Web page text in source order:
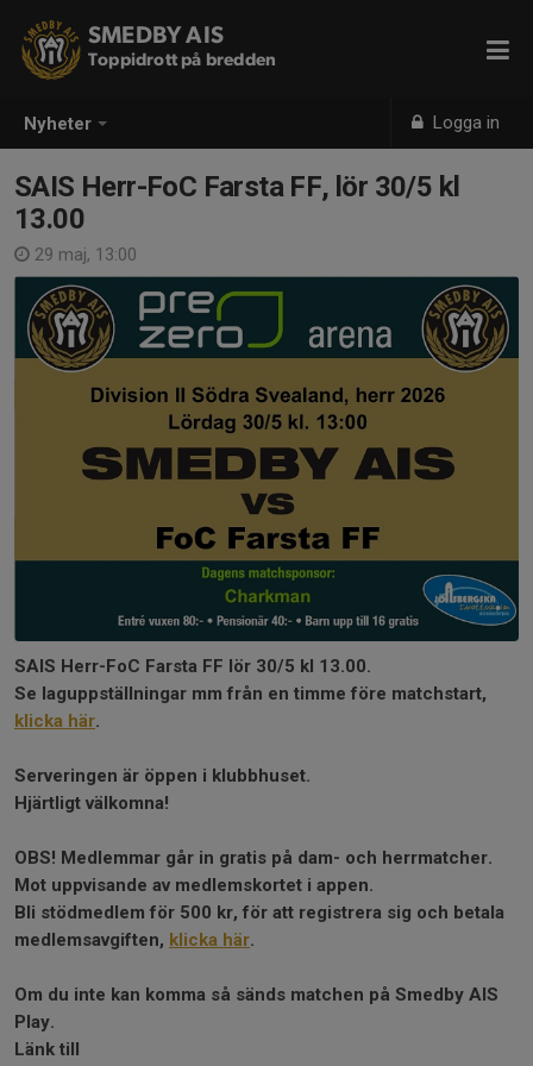
Nyheter Logga in
SMEDBY AIS
Toppidrott på bredden
SAIS Herr-FoC Farsta FF, lör 30/5 kl
13.00
29 maj, 13:00
SAIS Herr-FoC Farsta FF lör 30/5 kl 13.00.
Se laguppställningar mm från en timme före matchstart,
klicka här.
Serveringen är öppen i klubbhuset.
Hjärtligt välkomna!
OBS! Medlemmar går in gratis på dam- och herrmatcher.
Mot uppvisande av medlemskortet i appen.
Bli stödmedlem för 500 kr, för att registrera sig och betala
medlemsavgiften, klicka här.
Om du inte kan komma så sänds matchen på Smedby AIS
Play.
Länk till